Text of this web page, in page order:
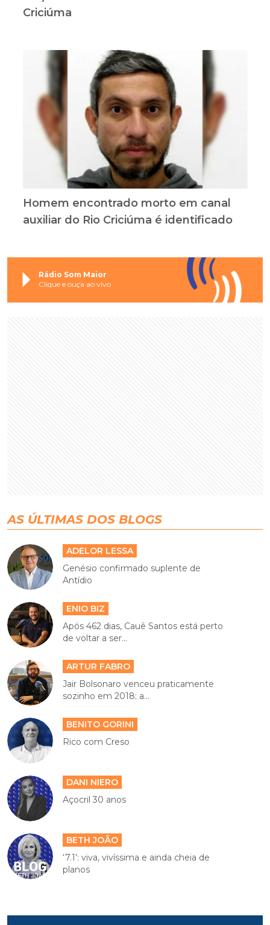
Criciúma
Homem encontrado morto em canal
auxiliar do Rio Criciúma é identificado
Rádio Som Maior
Clique e ouça ao vivo
AS ÚLTIMAS DOS BLOGS
ADELOR LESSA
Genésio confirmado suplente de
Antídio
ENIO BIZ
Após 462 dias, Cauê Santos está perto
de voltar a ser...
ARTUR FABRO
Jair Bolsonaro venceu praticamente
sozinho em 2018; a...
BENITO GORINI
Rico com Creso
DANI NIERO
Açocril 30 anos
BETH JOÃO
‘7.1’: viva, vivíssima e ainda cheia de
planos